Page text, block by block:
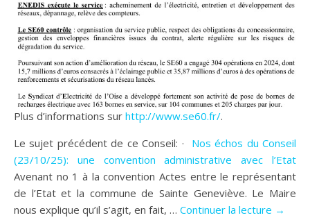
Plus d’informations sur http://www.se60.fr/.
Le sujet précédent de ce Conseil: · Nos échos du Conseil
(23/10/25): une convention administrative avec l’Etat
Avenant no 1 à la convention Actes entre le représentant
de l’Etat et la commune de Sainte Geneviève. Le Maire
nous explique qu’il s’agit, en fait, … Continuer la lecture →